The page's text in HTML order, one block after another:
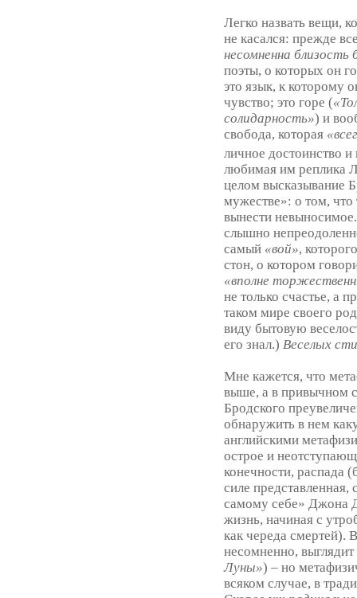
Легко назвать вещи,
не касался: прежде
несомненна
поэты, о которых он
это язык, к которому
чувство; это горе (
солидарность») и
свобода, которая
личное достоинство и
любимая им реплика
целом высказывание
мужестве»: о том, что
вынести
слышно
самый «вой»,
стон, о котором
«вполне
не только счастье, а
таком мире своего
виду бытовую
его знал.) Веселых
Мне кажется, что
выше, а в привычном
Бродского
обнаружить в нем
английскими
острое и
конечности, распада
силе
самому себе» Джона
жизнь, начиная с
как череда смертей).
несомненно,
Луны») – но
всяком случае, в